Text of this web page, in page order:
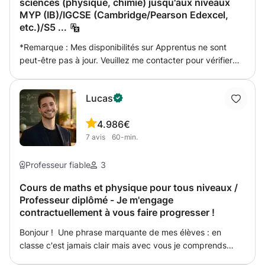
MYP (IB)/IGCSE (Cambridge/Pearson Edexcel,
etc.)/S5 ...
*Remarque : Mes disponibilités sur Apprentus ne sont
peut-être pas à jour. Veuillez me contacter pour vérifier
d'expérience dans l'enseignement des mathématiques
jusqu'au premier cycle. J'ai également plus de 9 ans
d'expérience dans l'enseignement et l'animation de tests
standardisés tels que le GRE et le SAT. Je peux vous aider
TOEFL) plus efficacement. Je propose des cours de
compris les étudiants de licence, les étudiants de l'IB
(Math SL et Math HL), les étudiants de niveau A, les
étudiants européens de niveau S6 et S7, les étudiants
GCSE et les étudiants IGCSE. Je dispense également des
cours de sciences en physique et chimie pour les
Lucas
4.9
7 avis
86€
60-min.
Professeur fiable 3
Cours de maths et physique pour tous niveaux /
Professeur diplômé - Je m'engage
contractuellement à vous faire progresser !
Bonjour ! Une phrase marquante de mes élèves : en
classe c'est jamais clair mais avec vous je comprends